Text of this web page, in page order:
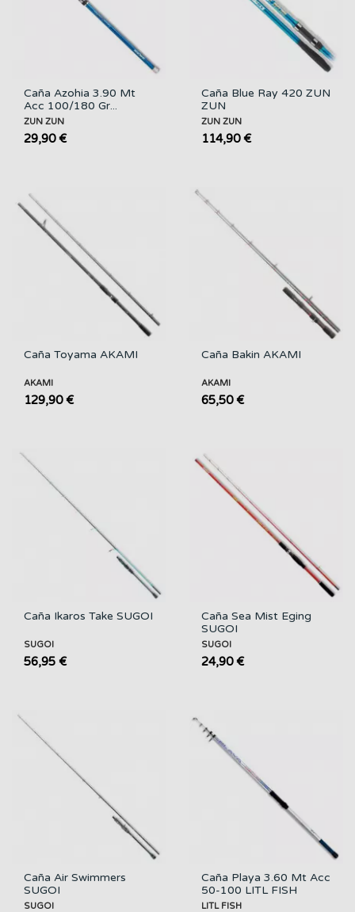
Caña Azohia 3.90 Mt
Acc 100/180 Gr...
ZUN ZUN
29,90 €
Caña Blue Ray 420 ZUN
ZUN
ZUN ZUN
114,90 €
Caña Toyama AKAMI
AKAMI
129,90 €
Caña Bakin AKAMI
AKAMI
65,50 €
Caña Ikaros Take SUGOI
SUGOI
56,95 €
Caña Sea Mist Eging
SUGOI
SUGOI
24,90 €
Caña Air Swimmers
SUGOI
SUGOI
Caña Playa 3.60 Mt Acc
50-100 LITL FISH
LITL FISH